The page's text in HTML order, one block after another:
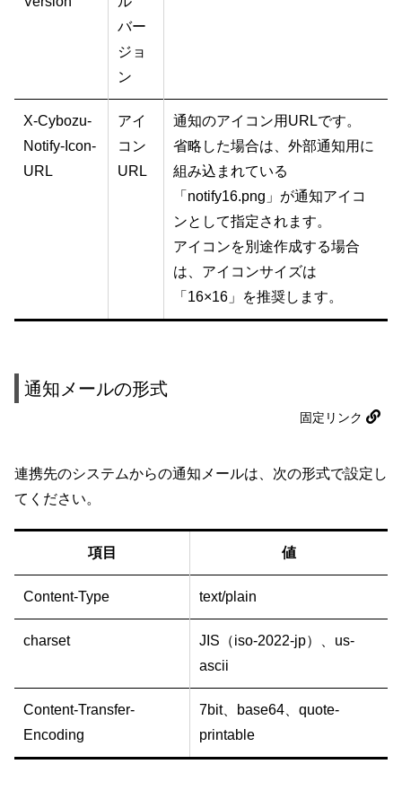
バー
ジョ
ン
X-Cybozu-
Notify-Icon-
URL
アイ
コン
URL
通知のアイコン用URLです。
省略した場合は、外部通知用に
組み込まれている
「notify16.png」が通知アイコ
ンとして指定されます。
アイコンを別途作成する場合
は、アイコンサイズは
「16×16」を推奨します。
通知メールの形式
固定リンク
連携先のシステムからの通知メールは、次の形式で設定し
てください。
項目 値
Content-Type text/plain
charset
JIS（iso-2022-jp）、us-
ascii
Content-Transfer-
Encoding
7bit、base64、quote-
printable